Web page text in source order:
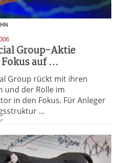
Group-Aktie
auf ...
Group rückt mit ihren
und der Rolle im
in den Fokus. Für Anleger
...